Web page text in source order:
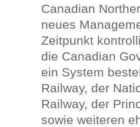
Canadian
neues
Zeitpunkt
die Canadian
ein System
Railway, der
Railway, der
sowie weiteren